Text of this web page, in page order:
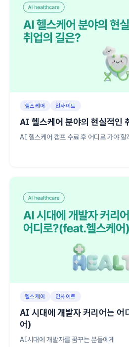
헬스케어 인사이트
AI 헬스케어 분야의 현실적인
AI 헬스케어 캠프 수료 후 어디로 가야 할
헬스케어 인사이트
AI 시대에 개발자 커리어는
어)
AI시대에 개발자를 꿈꾸는 분들에게